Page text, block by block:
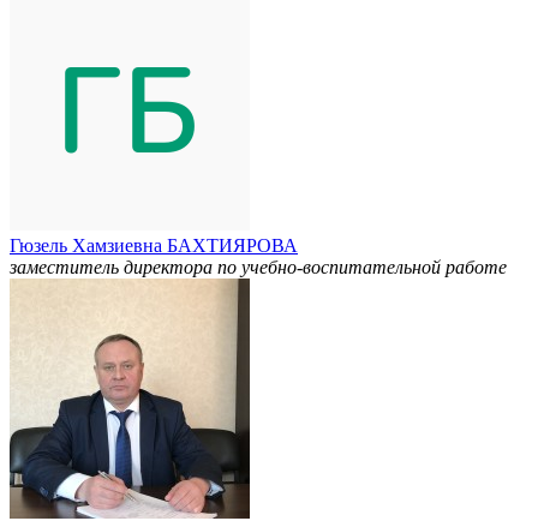
Гюзель Хамзиевна БАХТИЯРОВА
заместитель директора по учебно-воспитательной работе